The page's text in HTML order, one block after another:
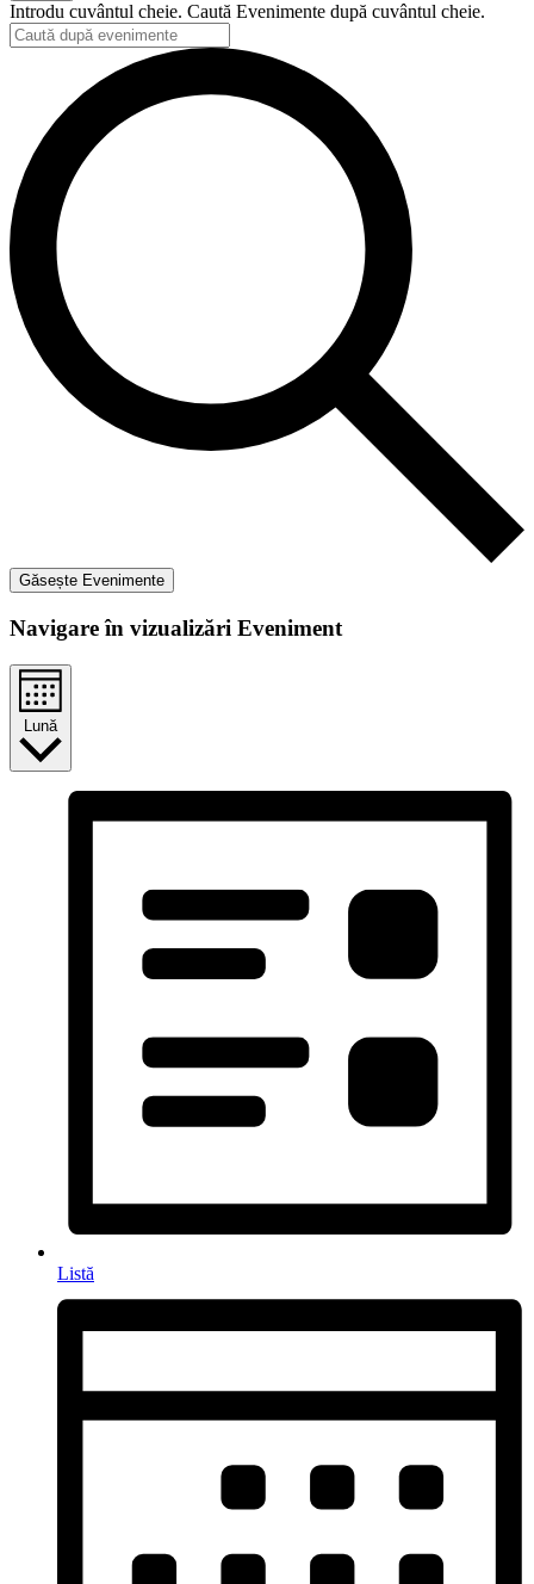
Introdu cuvântul cheie. Caută Evenimente după cuvântul cheie.
Găsește Evenimente
Navigare în vizualizări Eveniment
Lună
Listă